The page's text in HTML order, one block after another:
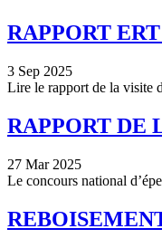
RAPPORT
3 Sep 2025
Lire le rapport de la visite
RAPPORT DE
27 Mar 2025
Le concours national